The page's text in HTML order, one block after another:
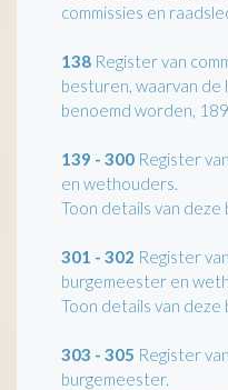
commissies en
138 Register van
besturen, waarvan
benoemd worden,
139 - 300 Register
en wethouders.
Toon details van deze
301 - 302 Register
burgemeester en
Toon details van deze
303 - 305 Register
burgemeester.